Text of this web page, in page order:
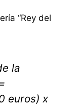
“Rey del
la
euros) x